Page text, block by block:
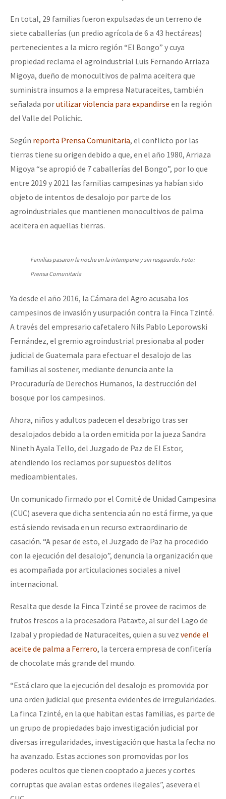
En total, 29 familias fueron expulsadas de un terreno de
siete caballerías (un predio agrícola de 6 a 43 hectáreas)
pertenecientes a la micro región “El Bongo” y cuya
propiedad reclama el agroindustrial Luis Fernando Arriaza
Migoya, dueño de monocultivos de palma aceitera que
suministra insumos a la empresa Naturaceites, también
señalada porutilizar violencia para expandirse en la región
del Valle del Polichic.
Según reporta Prensa Comunitaria, el conflicto por las
tierras tiene su origen debido a que, en el año 1980, Arriaza
Migoya “se apropió de 7 caballerías del Bongo”, por lo que
entre 2019 y 2021 las familias campesinas ya habían sido
objeto de intentos de desalojo por parte de los
agroindustriales que mantienen monocultivos de palma
aceitera en aquellas tierras.
Familias pasaron la noche en la intemperie y sin resguardo. Foto:
Prensa Comunitaria
Ya desde el año 2016, la Cámara del Agro acusaba los
campesinos de invasión y usurpación contra la Finca Tzinté.
A través del empresario cafetalero Nils Pablo Leporowski
Fernández, el gremio agroindustrial presionaba al poder
judicial de Guatemala para efectuar el desalojo de las
familias al sostener, mediante denuncia ante la
Procuraduría de Derechos Humanos, la destrucción del
bosque por los campesinos.
Ahora, niños y adultos padecen el desabrigo tras ser
desalojados debido a la orden emitida por la jueza Sandra
Nineth Ayala Tello, del Juzgado de Paz de El Estor,
atendiendo los reclamos por supuestos delitos
medioambientales.
Un comunicado firmado por el Comité de Unidad Campesina
(CUC) asevera que dicha sentencia aún no está firme, ya que
está siendo revisada en un recurso extraordinario de
casación. “A pesar de esto, el Juzgado de Paz ha procedido
con la ejecución del desalojo”, denuncia la organización que
es acompañada por articulaciones sociales a nivel
internacional.
Resalta que desde la Finca Tzinté se provee de racimos de
frutos frescos a la procesadora Pataxte, al sur del Lago de
Izabal y propiedad de Naturaceites, quien a su vez vende el
aceite de palma a Ferrero, la tercera empresa de confitería
de chocolate más grande del mundo.
“Está claro que la ejecución del desalojo es promovida por
una orden judicial que presenta evidentes de irregularidades.
La finca Tzinté, en la que habitan estas familias, es parte de
un grupo de propiedades bajo investigación judicial por
diversas irregularidades, investigación que hasta la fecha no
ha avanzado. Estas acciones son promovidas por los
poderes ocultos que tienen cooptado a jueces y cortes
corruptas que avalan estas ordenes ilegales”, asevera el